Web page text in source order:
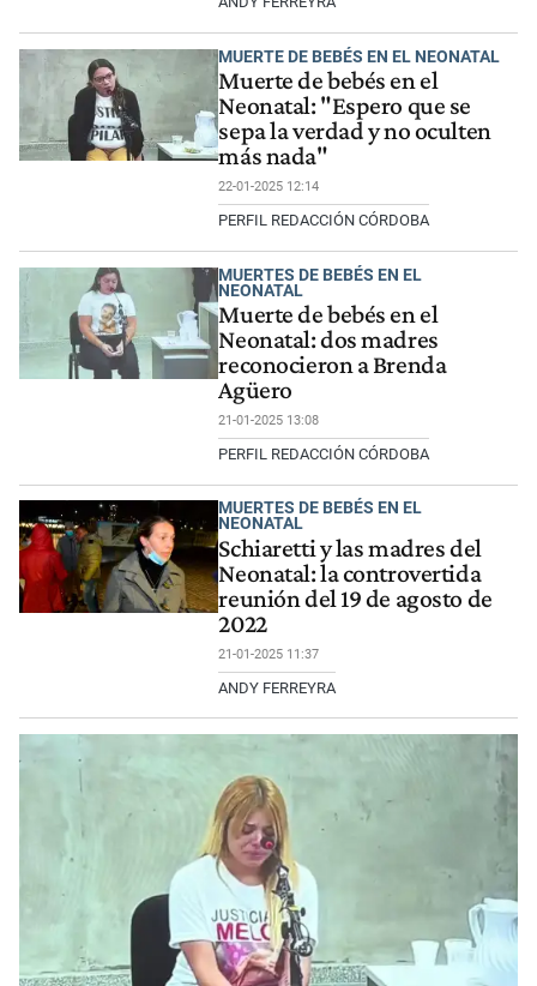
MUERTE DE BEBÉS EN EL NEONATAL
Muerte de bebés en el
Neonatal: "Espero que se
sepa la verdad y no oculten
más nada"
22-01-2025 12:14
PERFIL REDACCIÓN CÓRDOBA
MUERTES DE BEBÉS EN EL
NEONATAL
Muerte de bebés en el
Neonatal: dos madres
reconocieron a Brenda
Agüero
21-01-2025 13:08
PERFIL REDACCIÓN CÓRDOBA
MUERTES DE BEBÉS EN EL
NEONATAL
Schiaretti y las madres del
Neonatal: la controvertida
reunión del 19 de agosto de
2022
21-01-2025 11:37
ANDY FERREYRA